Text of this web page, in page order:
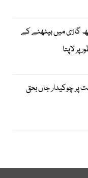
گاڑی میں بیٹھنے کے
پر چوکیدار جاں بحق